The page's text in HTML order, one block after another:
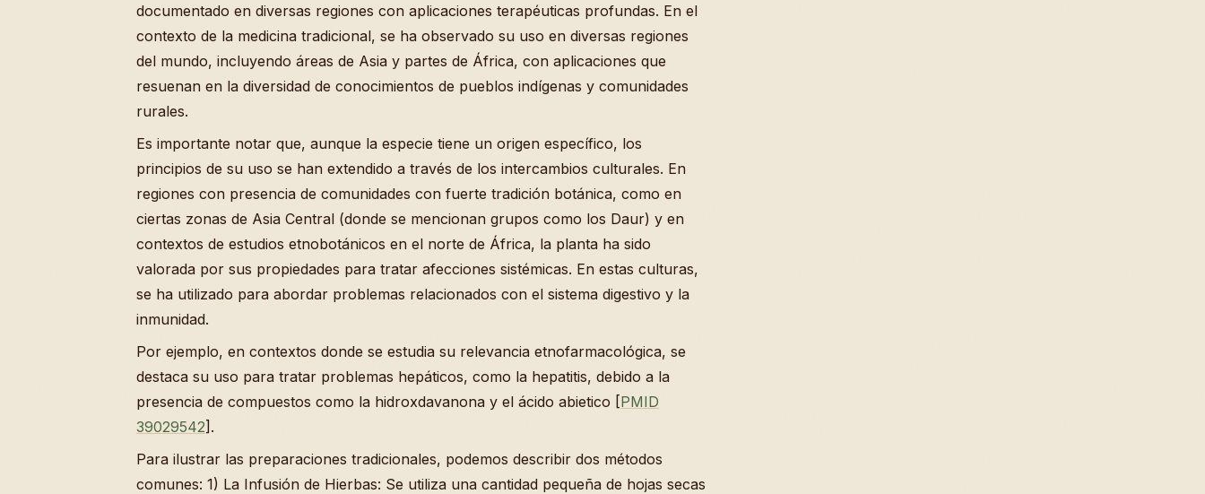
documentado en diversas regiones con aplicaciones terapéuticas profundas. En el
contexto de la medicina tradicional, se ha observado su uso en diversas regiones
del mundo, incluyendo áreas de Asia y partes de África, con aplicaciones que
resuenan en la diversidad de conocimientos de pueblos indígenas y comunidades
rurales.
Es importante notar que, aunque la especie tiene un origen específico, los
principios de su uso se han extendido a través de los intercambios culturales. En
regiones con presencia de comunidades con fuerte tradición botánica, como en
ciertas zonas de Asia Central (donde se mencionan grupos como los Daur) y en
contextos de estudios etnobotánicos en el norte de África, la planta ha sido
valorada por sus propiedades para tratar afecciones sistémicas. En estas culturas,
se ha utilizado para abordar problemas relacionados con el sistema digestivo y la
inmunidad.
Por ejemplo, en contextos donde se estudia su relevancia etnofarmacológica, se
destaca su uso para tratar problemas hepáticos, como la hepatitis, debido a la
presencia de compuestos como la hidroxdavanona y el ácido abietico [PMID
39029542].
Para ilustrar las preparaciones tradicionales, podemos describir dos métodos
comunes: 1) La Infusión de Hierbas: Se utiliza una cantidad pequeña de hojas secas